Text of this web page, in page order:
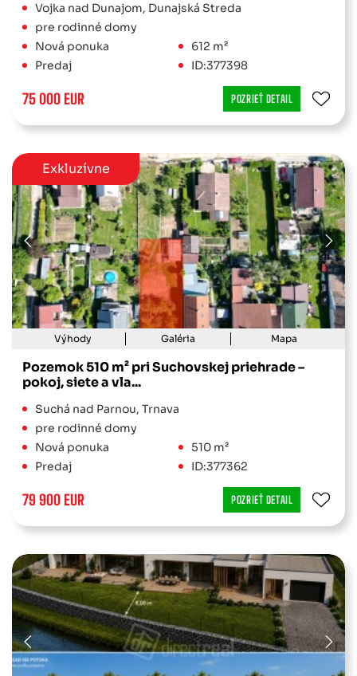
Vojka nad Dunajom, Dunajská Streda
pre rodinné domy
Nová ponuka
612 m²
Predaj
ID:377398
75 000 EUR POZRIEŤ DETAIL
Exkluzívne
Výhody Galéria Mapa
Pozemok 510 m² pri Suchovskej priehrade –
pokoj, siete a vla...
Suchá nad Parnou, Trnava
pre rodinné domy
Nová ponuka
510 m²
Predaj
ID:377362
79 900 EUR POZRIEŤ DETAIL